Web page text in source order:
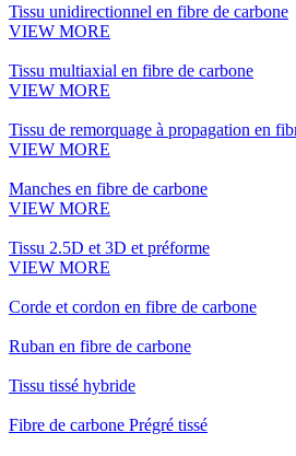
Tissu unidirectionnel en fibre de carbone
VIEW MORE
Tissu multiaxial en fibre de carbone
VIEW MORE
Tissu de remorquage à propagation en
VIEW MORE
Manches en fibre de carbone
VIEW MORE
Tissu 2.5D et 3D et préforme
VIEW MORE
Corde et cordon en fibre de carbone
Ruban en fibre de carbone
Tissu tissé hybride
Fibre de carbone Prégré tissé